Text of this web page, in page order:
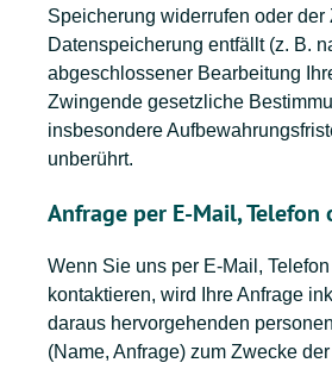
Speicherung widerrufen oder der
Datenspeicherung entfällt (z. B.
abgeschlossener Bearbeitung
Zwingende gesetzliche
insbesondere
unberührt.
Anfrage per E-Mail, Telefon
Wenn Sie uns per E-Mail,
kontaktieren, wird Ihre Anfrage
daraus hervorgehenden
(Name, Anfrage) zum Zwecke